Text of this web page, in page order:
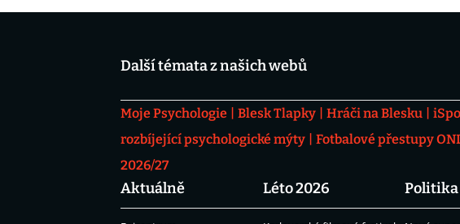
Další témata z našich webů
Moje Psychologie Blesk Tlapky Hráči na Blesku
rozbíjející psychologické mýty
Fotbalové přestupy
2026/27
Aktuálně Léto 2026 Politika